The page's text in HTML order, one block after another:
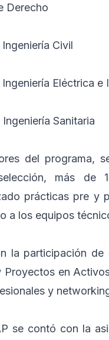
Derecho
Civil
Eléctrica
Sanitaria
del programa,
más
prácticas pre y
a los equipos
la participación
Proyectos en
y
se contó con la